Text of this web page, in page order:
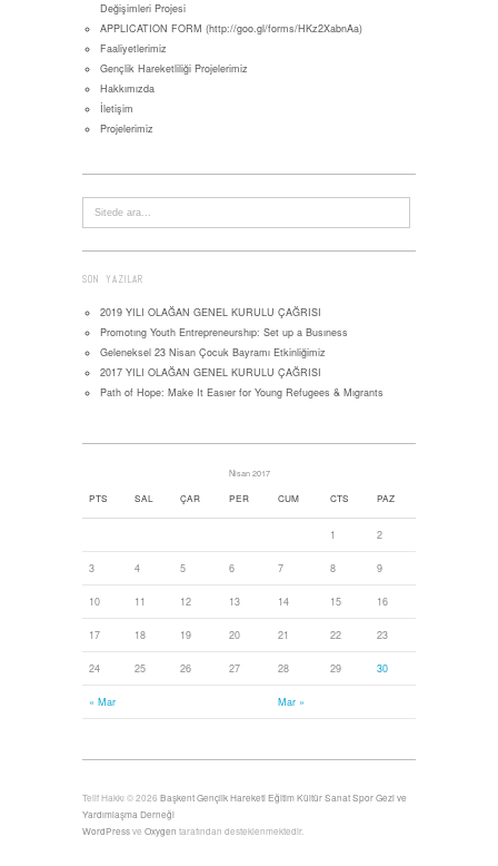
Değişimleri Projesi
APPLICATION FORM (http://goo.gl/forms/HKz2XabnAa)
Faaliyetlerimiz
Gençlik Hareketliliği Projelerimiz
Hakkımızda
İletişim
Projelerimiz
SON YAZILAR
2019 YILI OLAĞAN GENEL KURULU ÇAĞRISI
Promotıng Youth Entrepreneurshıp: Set up a Busıness
Geleneksel 23 Nisan Çocuk Bayramı Etkinliğimiz
2017 YILI OLAĞAN GENEL KURULU ÇAĞRISI
Path of Hope: Make It Easıer for Young Refugees & Mıgrants
Nisan 2017
PTS SAL ÇAR PER CUM CTS PAZ
« Mar Mar »
1 2
3 4 5 6 7 8 9
10 11 12 13 14 15 16
17 18 19 20 21 22 23
24 25 26 27 28 29 30
Telif Hakkı © 2026 Başkent Gençlik Hareketi Eğitim Kültür Sanat Spor Gezi ve
Yardımlaşma Derneği
WordPressve Oxygen tarafından desteklenmektedir.